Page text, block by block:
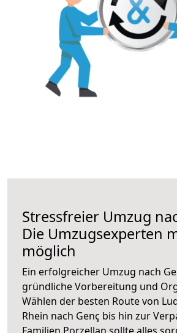
Stressfreier Umzug
Die Umzugsexperten
möglich
Ein erfolgreicher Umzug nach
gründliche Vorbereitung und
Wählen der besten Route von
Rhein nach Genç bis hin zur